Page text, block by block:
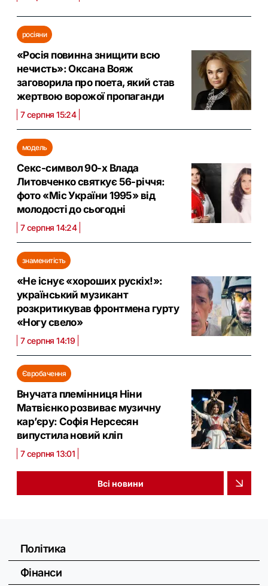
росіяни
«Росія повинна знищити всю
нечисть»: Оксана Вояж
заговорила про поета, який став
жертвою ворожої пропаганди
7 серпня 15:24
модель
Секс-символ 90-х Влада
Литовченко святкує 56-річчя:
фото «Міс України 1995» від
молодості до сьогодні
7 серпня 14:24
знаменитість
«Не існує «хороших рускіх!»:
український музикант
розкритикував фронтмена гурту
«Ногу свело»
7 серпня 14:19
Євробачення
Внучата племінниця Ніни
Матвієнко розвиває музичну
кар’єру: Софія Нерсесян
випустила новий кліп
7 серпня 13:01
Всі новини
Політика
Фінанси